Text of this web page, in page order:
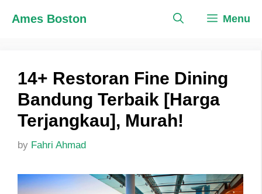
Ames Boston Menu
14+ Restoran Fine Dining
Bandung Terbaik [Harga
Terjangkau], Murah!
by Fahri Ahmad